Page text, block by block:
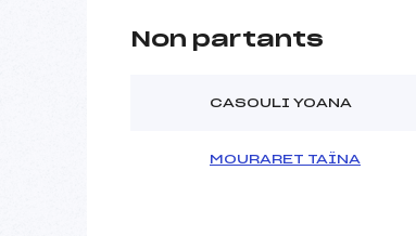
Non partants
CASOULI YOANA
MOURARET TAÏNA